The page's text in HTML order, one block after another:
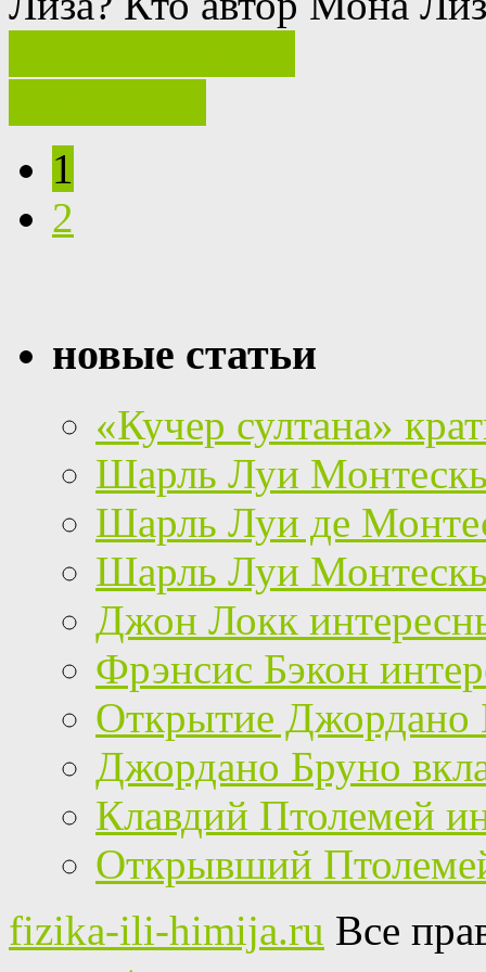
1
2
новые статьи
«Кучер султана»
Шарль Луи
Шарль Луи де
Шарль Луи
Джон Локк
Фрэнсис Бэкон
Открытие Джордано
Джордано Бруно
Клавдий Птолемей
Открывший
fizika-ili-himija.ru Все